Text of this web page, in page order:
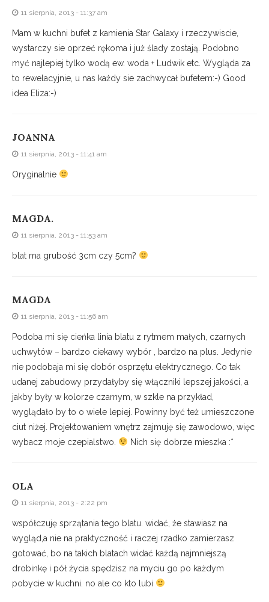
11 sierpnia, 2013 - 11:37 am
Mam w kuchni bufet z kamienia Star Galaxy i rzeczywiscie,
wystarczy sie oprzeć rękoma i już ślady zostają. Podobno
myć najlepiej tylko wodą ew. woda + Ludwik etc. Wygląda za
to rewelacyjnie, u nas każdy sie zachwycał bufetem:-) Good
idea Eliza:-)
JOANNA
11 sierpnia, 2013 - 11:41 am
Oryginalnie
MAGDA.
11 sierpnia, 2013 - 11:53 am
blat ma grubość 3cm czy 5cm?
MAGDA
11 sierpnia, 2013 - 11:56 am
Podoba mi się cieńka linia blatu z rytmem małych, czarnych
uchwytów – bardzo ciekawy wybór , bardzo na plus. Jedynie
nie podobaja mi się dobór osprzętu elektrycznego. Co tak
udanej zabudowy przydałyby się włączniki lepszej jakości, a
jakby były w kolorze czarnym, w szkle na przykład,
wyglądało by to o wiele lepiej. Powinny być też umieszczone
ciut niżej. Projektowaniem wnętrz zajmuję się zawodowo, więc
wybacz moje czepialstwo.
Nich się dobrze mieszka :*
OLA
11 sierpnia, 2013 - 2:22 pm
współczuję sprzątania tego blatu. widać, że stawiasz na
wygląd,a nie na praktyczność i raczej rzadko zamierzasz
gotować, bo na takich blatach widać każdą najmniejszą
drobinkę i pół życia spędzisz na myciu go po każdym
pobycie w kuchni. no ale co kto lubi